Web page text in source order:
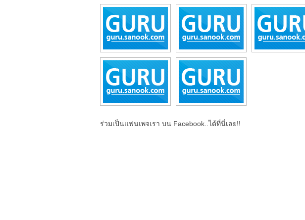
ร่วมเป็นแฟนเพจเรา บน Facebook..ได้ที่นี่เลย!!